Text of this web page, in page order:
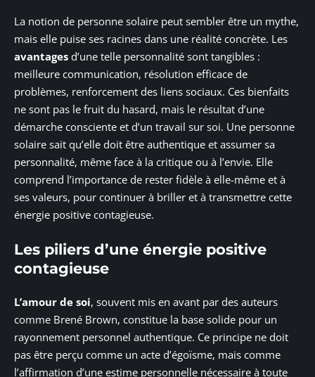
La notion de personne solaire peut sembler être un mythe,
mais elle puise ses racines dans une réalité concrète. Les
avantages d’une telle personnalité sont tangibles :
meilleure communication, résolution efficace de
problèmes, renforcement des liens sociaux. Ces bienfaits
ne sont pas le fruit du hasard, mais le résultat d’une
démarche consciente et d’un travail sur soi. Une personne
solaire sait qu’elle doit être authentique et assumer sa
personnalité, même face à la critique ou à l’envie. Elle
comprend l’importance de rester fidèle à elle-même et à
ses valeurs, pour continuer à briller et à transmettre cette
énergie positive contagieuse.
Les piliers d’une énergie positive
contagieuse
L’amour de soi, souvent mis en avant par des auteurs
comme Brené Brown, constitue la base solide pour un
rayonnement personnel authentique. Ce principe ne doit
pas être perçu comme un acte d’égoïsme, mais comme
l’affirmation d’une estime personnelle nécessaire à toute